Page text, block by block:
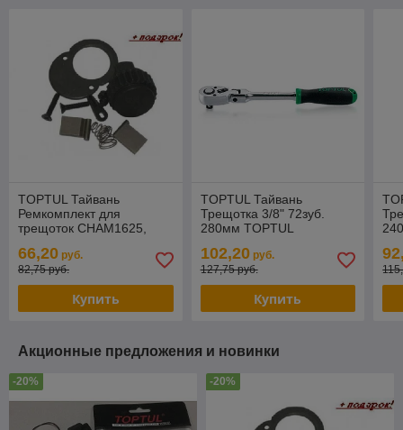
TOPTUL Тайвань
Ремкомплект для
трещоток CHAM1625,
TOPTUL (CLBJ1616)
66,20 руб.
82,75 руб.
Купить
TOPTUL Тайвань
Трещотка 3/8" 72зуб.
280мм TOPTUL
шарниром)
102,20руб.
127,75 руб.
Купить
Акционные предложения и новинки
-20% -20%